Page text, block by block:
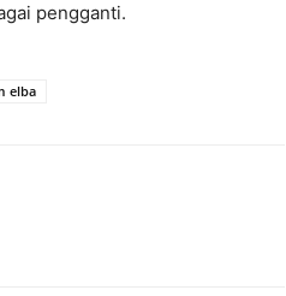
pengganti.
elba